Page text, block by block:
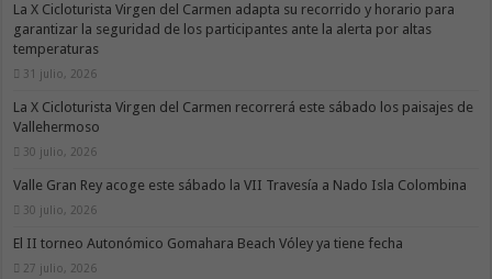
La X Cicloturista Virgen del Carmen adapta su recorrido y horario para
garantizar la seguridad de los participantes ante la alerta por altas
temperaturas
31 julio, 2026
La X Cicloturista Virgen del Carmen recorrerá este sábado los paisajes de
Vallehermoso
30 julio, 2026
Valle Gran Rey acoge este sábado la VII Travesía a Nado Isla Colombina
30 julio, 2026
El II torneo Autonómico Gomahara Beach Vóley ya tiene fecha
27 julio, 2026